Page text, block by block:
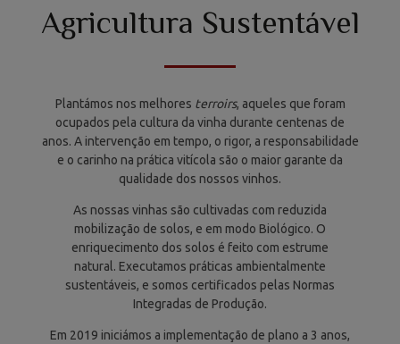
Agricultura Sustentável
Plantámos nos melhores terroirs, aqueles que foram
ocupados pela cultura da vinha durante centenas de
anos. A intervenção em tempo, o rigor, a responsabilidade
e o carinho na prática vitícola são o maior garante da
qualidade dos nossos vinhos.
As nossas vinhas são cultivadas com reduzida
mobilização de solos, e em modo Biológico. O
enriquecimento dos solos é feito com estrume
natural. Executamos práticas ambientalmente
sustentáveis, e somos certificados pelas Normas
Integradas de Produção.
Em 2019 iniciámos a implementação de plano a 3 anos,